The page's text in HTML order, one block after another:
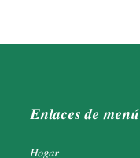
Enlaces de menú
Hogar